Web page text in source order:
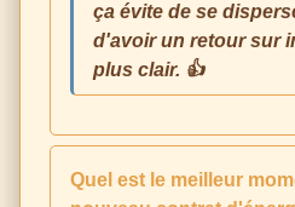
ça évite de se
d'avoir un retour sur
plus clair. 👍
Quel est le meilleur